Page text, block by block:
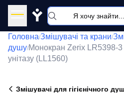
Y
Головна/Змішувачі та крани/
душу/Монокран Zerix LR5398-3
унітазу (LL1560)
Змішувачі для гігієнічного